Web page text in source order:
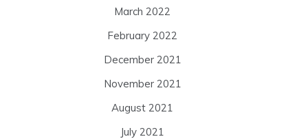
March 2022
February 2022
December 2021
November 2021
August 2021
July 2021